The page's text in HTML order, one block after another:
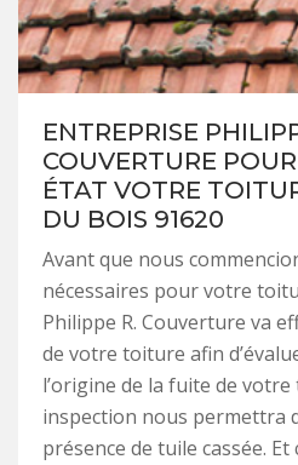
ENTREPRISE
COUVERTURE
ÉTAT VOTRE
DU BOIS 91620
Avant que nous
nécessaires pour votre
Philippe R. Couverture va
de votre toiture afin
l’origine de la fuite de
inspection nous permettra
présence de tuile cassée. Et